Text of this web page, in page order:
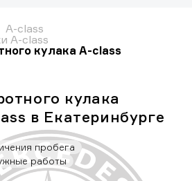
A-class
A-class
кулака A-class
кулака
в Екатеринбурге
пробега
работы